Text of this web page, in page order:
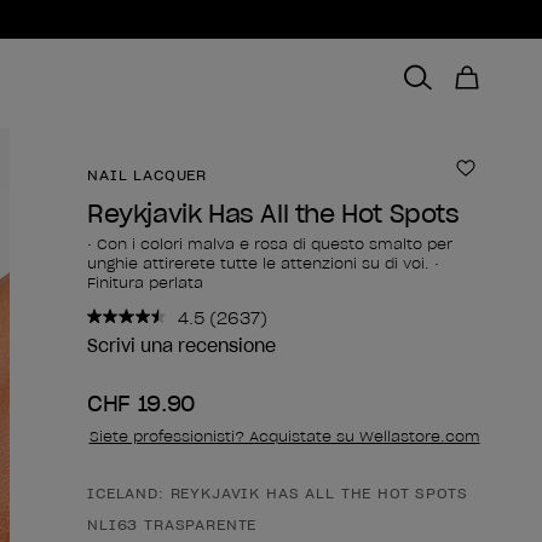
NAIL LACQUER
Reykjavik Has All the Hot Spots
• Con i colori malva e rosa di questo smalto per
unghie attirerete tutte le attenzioni su di voi. •
Finitura perlata
4.5 Leggi
2637
pagina.
(2637)
Scrivi una recensione
CHF 19.90
Siete professionisti? Acquistate su Wellastore.com
Forma del prodotto
ICELAND: REYKJAVIK HAS ALL THE HOT SPOTS
NLI63 TRASPARENTE